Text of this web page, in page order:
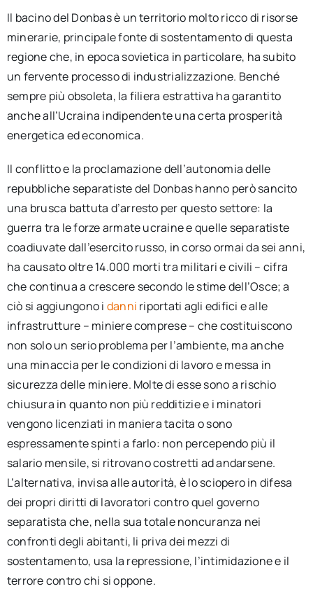
Il bacino del Donbas è un territorio molto ricco di risorse
minerarie, principale fonte di sostentamento di questa
regione che, in epoca sovietica in particolare, ha subito
un fervente processo di industrializzazione. Benché
sempre più obsoleta, la filiera estrattiva ha garantito
anche all’Ucraina indipendente una certa prosperità
energetica ed economica.
Il conflitto e la proclamazione dell’autonomia delle
repubbliche separatiste del Donbas hanno però sancito
una brusca battuta d’arresto per questo settore: la
guerra tra le forze armate ucraine e quelle separatiste
coadiuvate dall’esercito russo, in corso ormai da sei anni,
ha causato oltre 14.000 morti tra militari e civili – cifra
che continua a crescere secondo le stime dell’Osce; a
ciò si aggiungono i danni riportati agli edifici e alle
infrastrutture – miniere comprese – che costituiscono
non solo un serio problema per l’ambiente, ma anche
una minaccia per le condizioni di lavoro e messa in
sicurezza delle miniere. Molte di esse sono a rischio
chiusura in quanto non più redditizie e i minatori
vengono licenziati in maniera tacita o sono
espressamente spinti a farlo: non percependo più il
salario mensile, si ritrovano costretti ad andarsene.
L’alternativa, invisa alle autorità, è lo sciopero in difesa
dei propri diritti di lavoratori contro quel governo
separatista che, nella sua totale noncuranza nei
confronti degli abitanti, li priva dei mezzi di
sostentamento, usa la repressione, l’intimidazione e il
terrore contro chi si oppone.